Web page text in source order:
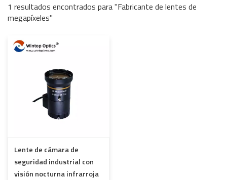
1 resultados encontrados para "Fabricante de lentes de
megapíxeles"
Lente de cámara de
seguridad industrial con
visión nocturna infrarroja